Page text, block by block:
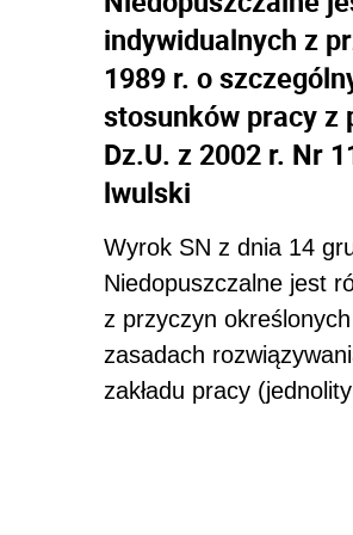
indywidualnych z
1989 r. o
stosunków pracy z
Dz.U. z 2002 r. Nr
lwulski
Wyrok SN z dnia 14
Niedopuszczalne jest
z przyczyn
zasadach
zakładu pracy